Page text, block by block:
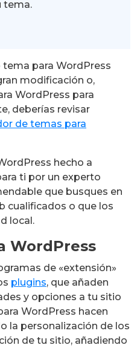
tema.
tema para WordPress
modificación o,
WordPress para
deberías revisar
de temas para
hecho a
ti por un experto
que busques en
cualificados o que los
local.
WordPress
de «extensión»
plugins, que añaden
y opciones a tu sitio
WordPress hacen
la personalización de los
de tu sitio, añadiendo